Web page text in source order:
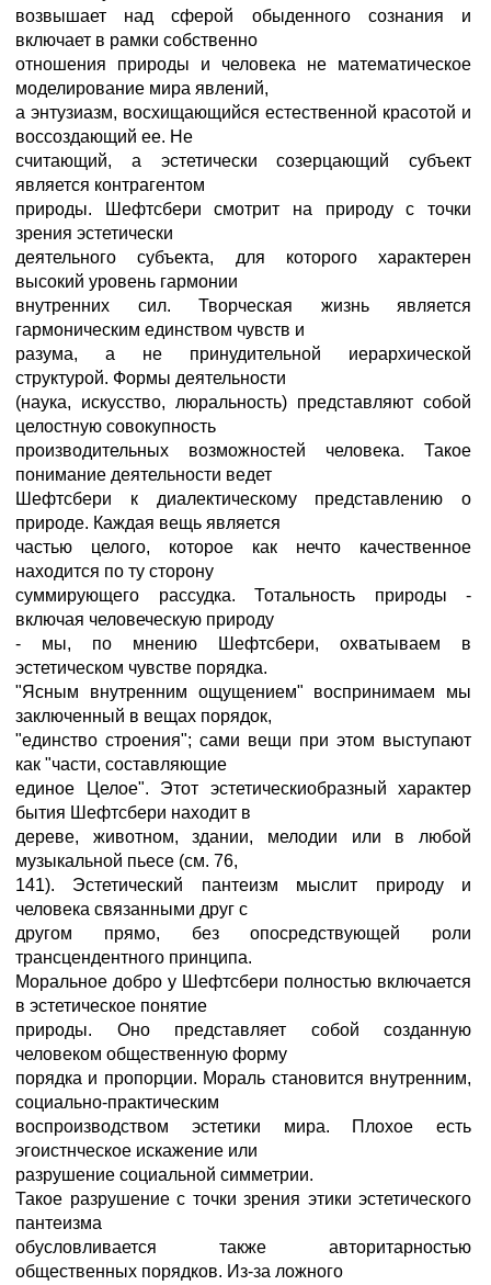
возвышает над сферой обыденного сознания и
включает в рамки собственно
отношения природы и человека не математическое
моделирование мира явлений,
а энтузиазм, восхищающийся естественной красотой и
воссоздающий ее. Не
считающий, а эстетически созерцающий субъект
является контрагентом
природы. Шефтсбери смотрит на природу с точки
зрения эстетически
деятельного субъекта, для которого характерен
высокий уровень гармонии
внутренних сил. Творческая жизнь является
гармоническим единством чувств и
разума, а не принудительной иерархической
структурой. Формы деятельности
(наука, искусство, люральность) представляют собой
целостную совокупность
производительных возможностей человека. Такое
понимание деятельности ведет
Шефтсбери к диалектическому представлению о
природе. Каждая вещь является
частью целого, которое как нечто качественное
находится по ту сторону
суммирующего рассудка. Тотальность природы -
включая человеческую природу
- мы, по мнению Шефтсбери, охватываем в
эстетическом чувстве порядка.
"Ясным внутренним ощущением" воспринимаем мы
заключенный в вещах порядок,
"единство строения"; сами вещи при этом выступают
как "части, составляющие
единое Целое". Этот эстетическиобразный характер
бытия Шефтсбери находит в
дереве, животном, здании, мелодии или в любой
музыкальной пьесе (см. 76,
141). Эстетический пантеизм мыслит природу и
человека связанными друг с
другом прямо, без опосредствующей роли
трансцендентного принципа.
Моральное добро у Шефтсбери полностью включается
в эстетическое понятие
природы. Оно представляет собой созданную
человеком общественную форму
порядка и пропорции. Мораль становится внутренним,
социально-практическим
воспроизводством эстетики мира. Плохое есть
эгоистнческое искажение или
разрушение социальной симметрии.
Такое разрушение с точки зрения этики эстетического
пантеизма
обусловливается также авторитарностью
общественных порядков. Из-за ложного